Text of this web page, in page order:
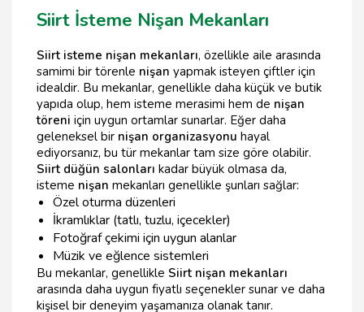
Siirt İsteme Nişan Mekanları
Siirt isteme nişan mekanları, özellikle aile arasında
samimi bir törenle nişan yapmak isteyen çiftler için
idealdir. Bu mekanlar, genellikle daha küçük ve butik
yapıda olup, hem isteme merasimi hem de nişan
töreni için uygun ortamlar sunarlar. Eğer daha
geleneksel bir nişan organizasyonu hayal
ediyorsanız, bu tür mekanlar tam size göre olabilir.
Siirt düğün salonları kadar büyük olmasa da,
isteme nişan mekanları genellikle şunları sağlar:
Özel oturma düzenleri
İkramlıklar (tatlı, tuzlu, içecekler)
Fotoğraf çekimi için uygun alanlar
Müzik ve eğlence sistemleri
Bu mekanlar, genellikle Siirt nişan mekanları
arasında daha uygun fiyatlı seçenekler sunar ve daha
kişisel bir deneyim yaşamanıza olanak tanır.